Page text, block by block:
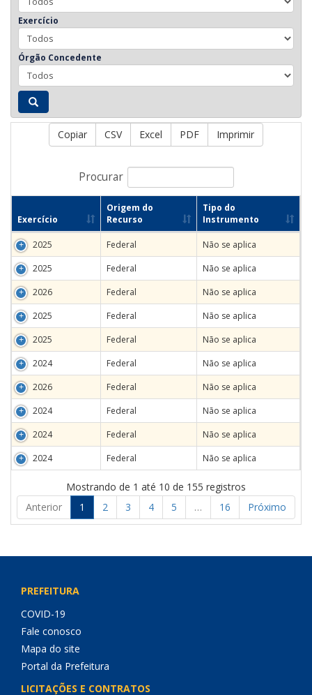
Exercício
Órgão Concedente
Copiar CSV Excel PDF Imprimir
Procurar
Exercício
Origem do
Recurso
Tipo do
Instrumento
2025 Federal
Não se aplica
2025
Federal
Não se aplica
2026
Federal
Não se aplica
2025
Federal
Não se aplica
2025
Federal
Não se aplica
2024
Federal
Não se aplica
2026
Federal
Não se aplica
2024
Federal
Não se aplica
2024
Federal
Não se aplica
2024
Federal Não se aplica
Mostrando de 1 até 10 de 155 registros
Anterior
1 2 3 4 5 … 16 Próximo
PREFEITURA
COVID-19
Fale conosco
Mapa do site
Portal da Prefeitura
LICITAÇÕES E CONTRATOS